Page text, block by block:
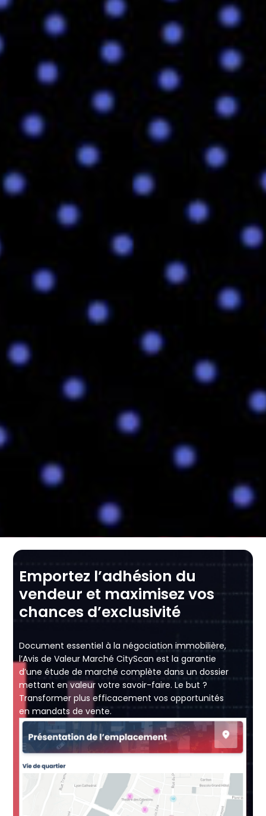
Emportez l’adhésion du
vendeur et maximisez vos
chances d’exclusivité
Document essentiel à la négociation immobilière,
l’Avis de Valeur Marché CityScan est la garantie
d’une étude de marché complète dans un dossier
mettant en valeur votre savoir-faire. Le but ?
Transformer plus efficacement vos opportunités
en mandats de vente.